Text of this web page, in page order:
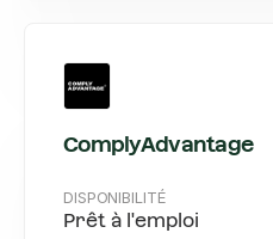
ComplyAdvantage
DISPONIBILITÉ
Prêt à l'emploi